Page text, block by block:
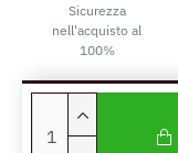
Sicurezza
nell'acquisto al
100%